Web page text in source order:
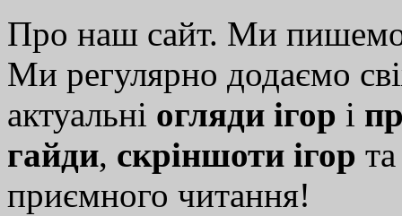
Про наш сайт. Ми
Ми регулярно додаємо
актуальні огляди ігор і
гайди, скріншоти ігор
приємного читання!